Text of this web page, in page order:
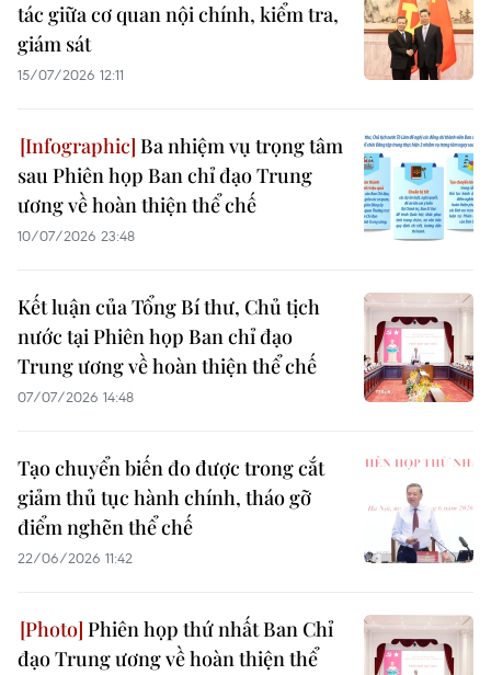
tác giữa cơ quan nội chính, kiểm tra,
giám sát
15/07/2026 12:11
Ba nhiệm vụ trọng tâm
sau Phiên họp Ban chỉ đạo Trung
ương về hoàn thiện thể chế
10/07/2026 23:48
Kết luận của Tổng Bí thư, Chủ tịch
nước tại Phiên họp Ban chỉ đạo
Trung ương về hoàn thiện thể chế
07/07/2026 14:48
Tạo chuyển biến đo được trong cắt
giảm thủ tục hành chính, tháo gỡ
điểm nghẽn thể chế
22/06/2026 11:42
Phiên họp thứ nhất Ban Chỉ
đạo Trung ương về hoàn thiện thể